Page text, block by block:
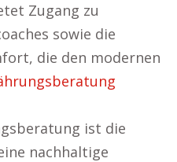
Zugang zu
sowie die
die den modernen
ist die
nachhaltige